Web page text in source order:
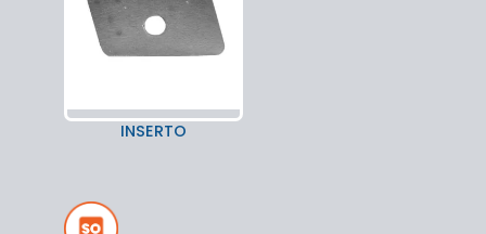
INSERTO